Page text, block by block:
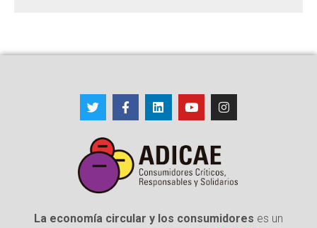
La economía circular y los consumidores es un